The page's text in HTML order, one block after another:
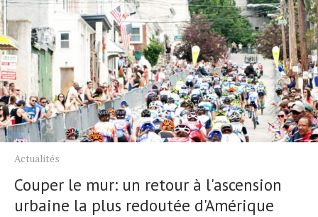
Actualités
Couper le mur: un retour à l'ascension
urbaine la plus redoutée d'Amérique
Tendances
Tous nos articles
À propos